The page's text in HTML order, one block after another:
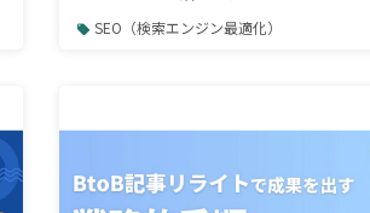
SEO（検索エンジン最適化）